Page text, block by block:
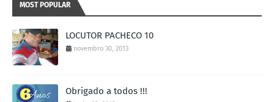
MOST POPULAR
LOCUTOR PACHECO 10
novembro 30, 2013
Obrigado a todos !!!